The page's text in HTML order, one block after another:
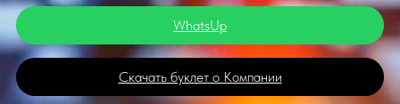
WhatsUp
Скачать буклет о Компании